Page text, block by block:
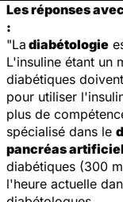
Les réponses
:
"La diabétologie
L'insuline étant un
diabétiques
pour utiliser
plus de
spécialisé dans le
pancréas artificiel
diabétiques (300
l'heure actuelle